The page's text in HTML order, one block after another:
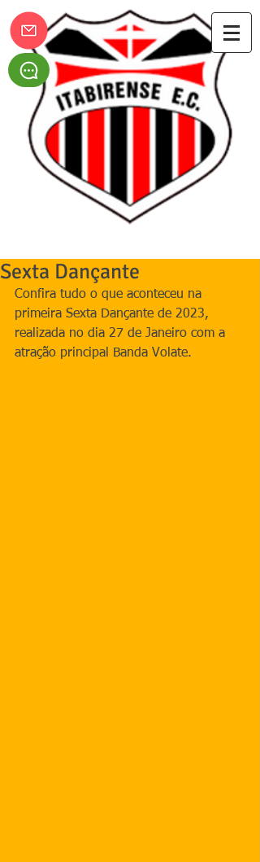
Sexta Dançante
Confira tudo o que aconteceu na
primeira Sexta Dançante de 2023,
realizada no dia 27 de Janeiro com a
atração principal Banda Volate.